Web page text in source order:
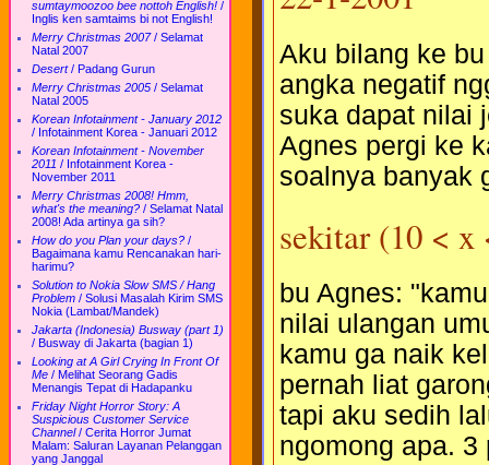
sumtaymoozoo bee nottoh English! /
Inglis ken samtaims bi not English!
Merry Christmas 2007/ Selamat
Natal 2007
Desert/ Padang Gurun
Merry Christmas 2005 / Selamat
Natal 2005
Korean Infotainment - January 2012
/ Infotainment Korea - Januari 2012
Korean Infotainment - November
2011 / Infotainment Korea -
November 2011
Merry Christmas 2008! Hmm,
what's the meaning? / Selamat Natal
2008! Ada artinya ga sih?
How do you Plan your days? /
Bagaimana kamu Rencanakan hari-
harimu?
Solution to Nokia Slow SMS / Hang
Problem / Solusi Masalah Kirim SMS
Nokia (Lambat/Mandek)
Jakarta (Indonesia) Busway (part 1)
/ Busway di Jakarta (bagian 1)
Looking at A Girl Crying In Front Of
Me / Melihat Seorang Gadis
Menangis Tepat di Hadapanku
Friday Night Horror Story: A
Suspicious Customer Service
Channel/ Cerita Horror Jumat
Malam: Saluran Layanan Pelanggan
yang Janggal
Aku bilang ke
angka negatif
suka dapat nilai
Agnes pergi ke
soalnya banyak
sekitar (10 < x
bu Agnes:
nilai ulangan
kamu ga naik
pernah liat
tapi aku sedih
ngomong apa.